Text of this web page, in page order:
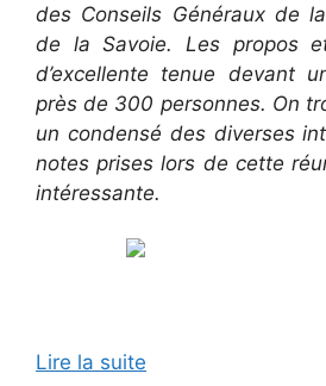
des Conseils Généraux de
de la Savoie. Les propos
d’excellente tenue devant
près de 300 personnes. On
un condensé des diverses
notes prises lors de cette
intéressante.
Lire la suite